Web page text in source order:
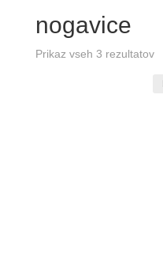
nogavice
Prikaz vseh 3 rezultatov